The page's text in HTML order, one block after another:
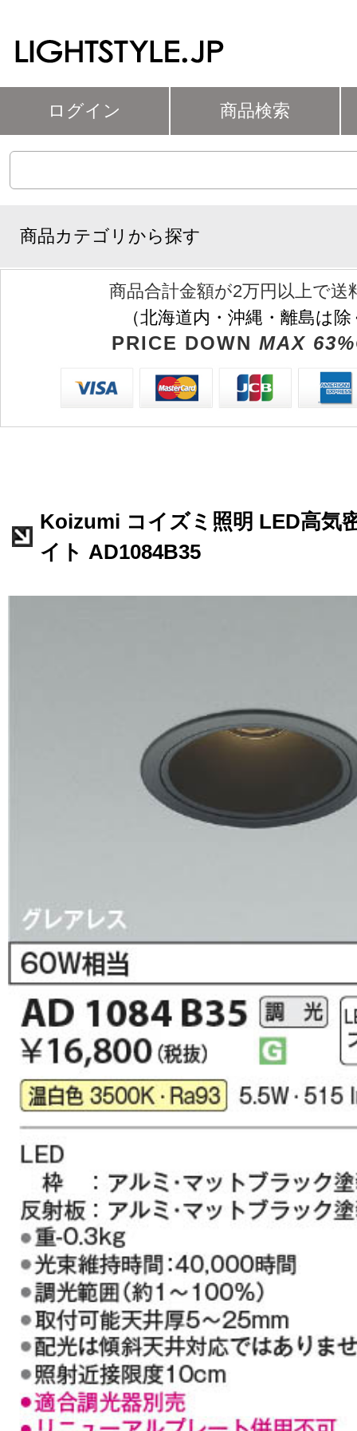
ログイン 商品検索
商品カテゴリから探す
商品合計金額が2万円以上で送
（北海道内・沖縄・離島は
PRICE DOWN MAX
Koizumi コイズミ照明 LED高気
イト AD1084B35